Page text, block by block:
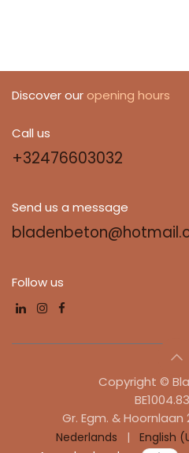
Discover our opening hours
Call us
+32476603032
Send us a message
Follow us
Copyright ©
Gr. Egm. & Hoornlaan
Nederlands | English